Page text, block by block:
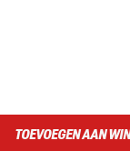
TOEVOEGEN AAN